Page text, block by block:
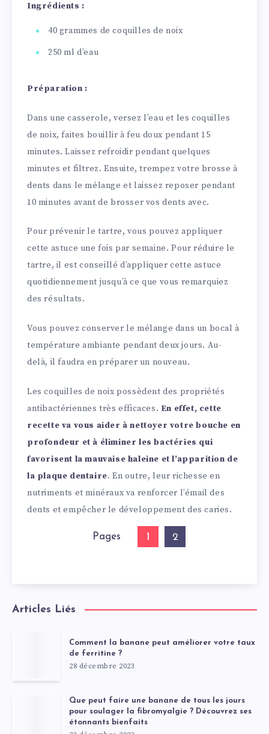
Ingrédients :
40 grammes de coquilles de noix
250 ml d’eau
Préparation :
Dans une casserole, versez l’eau et les coquilles
de noix, faites bouillir à feu doux pendant 15
minutes. Laissez refroidir pendant quelques
minutes et filtrez. Ensuite, trempez votre brosse à
dents dans le mélange et laissez reposer pendant
10 minutes avant de brosser vos dents avec.
Pour prévenir le tartre, vous pouvez appliquer
cette astuce une fois par semaine. Pour réduire le
tartre, il est conseillé d’appliquer cette astuce
quotidiennement jusqu’à ce que vous remarquiez
des résultats.
Vous pouvez conserver le mélange dans un bocal à
température ambiante pendant deux jours. Au-
delà, il faudra en préparer un nouveau.
Les coquilles de noix possèdent des propriétés
antibactériennes très efficaces. En effet, cette
recette va vous aider à nettoyer votre bouche en
profondeur et à éliminer les bactéries qui
favorisent la mauvaise haleine et l’apparition de
la plaque dentaire. En outre, leur richesse en
nutriments et minéraux va renforcer l’émail des
dents et empêcher le développement des caries.
Pages 1 2
Articles Liés
Comment la banane peut améliorer votre taux
de ferritine ?
28 décembre 2023
Que peut faire une banane de tous les jours
pour soulager la fibromyalgie ? Découvrez ses
étonnants bienfaits